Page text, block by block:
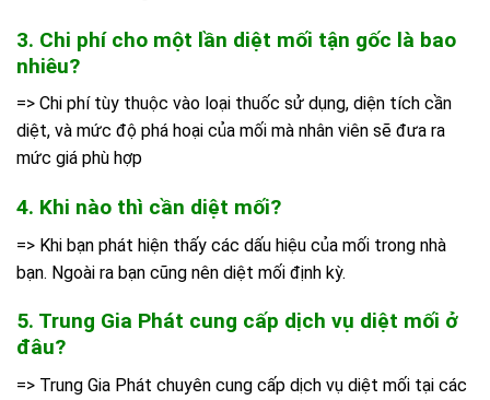
3. Chi phí cho một lần diệt mối tận gốc là bao
nhiêu?
=> Chi phí tùy thuộc vào loại thuốc sử dụng, diện tích cần
diệt, và mức độ phá hoại của mối mà nhân viên sẽ đưa ra
mức giá phù hợp
4. Khi nào thì cần diệt mối?
=> Khi bạn phát hiện thấy các dấu hiệu của mối trong nhà
bạn. Ngoài ra bạn cũng nên diệt mối định kỳ.
5. Trung Gia Phát cung cấp dịch vụ diệt mối ở
đâu?
=> Trung Gia Phát chuyên cung cấp dịch vụ diệt mối tại các